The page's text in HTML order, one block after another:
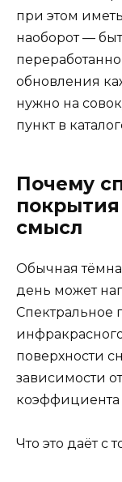
при этом
наоборот —
обновления
нужно на
пункт в
Почему
смысл
Обычная
день может
Спектральное
поверхности
зависимости
коэффициента
Что это даёт с